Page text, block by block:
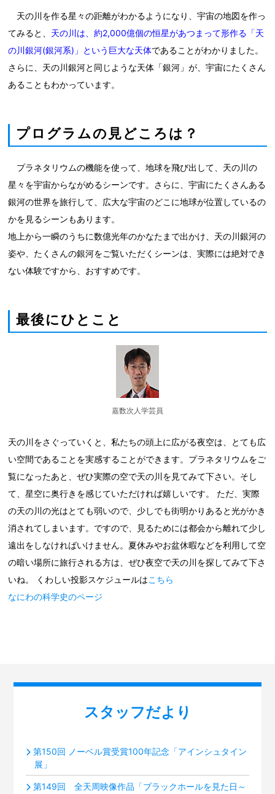
天の川を作る星々の距離がわかるようになり、宇宙の地図を作っ
てみると、 天の川は、約2,000億個の恒星があつまって形作る「天
の川銀河(銀河系)」という巨大な天体であることがわかりました。
さらに、天の川銀河と同じような天体「銀河」が、宇宙にたくさん
あることもわかっています。
プログラムの見どころは？
プラネタリウムの機能を使って、地球を飛び出して、天の川の
星々を宇宙からながめるシーンです。さらに、宇宙にたくさんある
銀河の世界を旅行して、広大な宇宙のどこに地球が位置しているの
かを見るシーンもあります。
地上から一瞬のうちに数億光年のかなたまで出かけ、天の川銀河の
姿や、たくさんの銀河をご覧いただくシーンは、実際には絶対でき
ない体験ですから、おすすめです。
最後にひとこと
嘉数次人学芸員
天の川をさぐっていくと、私たちの頭上に広がる夜空は、とても広
い空間であることを実感することができます。プラネタリウムをご
覧になったあと、ぜひ実際の空で天の川を見てみて下さい。そし
て、星空に奥行きを感じていただければ嬉しいです。 ただ、実際
の天の川の光はとても弱いので、少しでも街明かりあると光がかき
消されてしまいます。ですので、見るためには都会から離れて少し
遠出をしなければいけません。夏休みやお盆休暇などを利用して空
の暗い場所に旅行される方は、ぜひ夜空で天の川を探してみて下さ
いね。 くわしい投影スケジュールはこちら
なにわの科学史のページ
スタッフだより
第150回 ノーベル賞受賞100年記念「アインシュタイン
展」
第149回 全天周映像作品「ブラックホールを見た日～